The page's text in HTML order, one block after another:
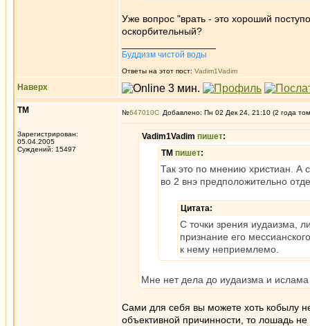
Уже вопрос "врать - это хороший
оскорбительный?
Буддизм чистой воды
Ответы на этот пост: Vadim1Vadim
Наверх
ТМ
Зарегистрирован:
05.04.2005
Суждений: 15497
№647010 Добавлено: Пн 02 Дек 24, 21:10 (2 года
Vadim1Vadim пишет:
ТМ пишет:
Так это по мнению христиан. А
во 2 внэ предположительно
Цитата:
С точки зрения иудаизма,
признание его
к нему неприемлемо.
Мне нет дела до иудаизма и ислама
Сами для себя вы можете хоть кобылу
объективной причинности, то лошадь